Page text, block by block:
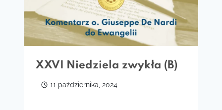
XXVI Niedziela zwykła (B)
11 października, 2024